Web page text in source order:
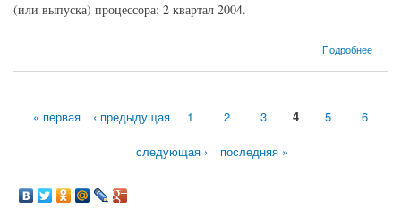
(или выпуска) процессора: 2 квартал 2004.
Подробнее
о Процессор Intel Celeron D-320 Prescott (2400MHz, S478, L3 -, L2 256 Кб)
Страницы
« первая ‹ предыдущая 1 2 3 4 5 6
следующая › последняя »